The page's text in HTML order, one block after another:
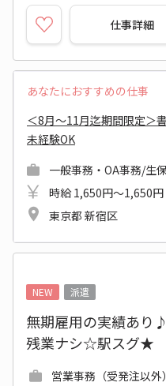
仕事詳細
あなたにおすすめの仕事
＜8月～11月迄期間限定＞
未経験OK
一般事務・OA事務/生
時給 1,650円～1,650円
東京都 新宿区
NEW
派遣
無期雇用の実績あ
残業ナシ☆駅スグ★
営業事務（受発注以